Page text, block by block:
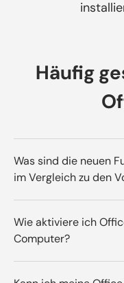
Häufig
Was sind die neuen
im Vergleich zu den
Office 2019
verbesserte
Trichterdiagramme
Wie aktiviere ich
Computer?
Um Office 2019